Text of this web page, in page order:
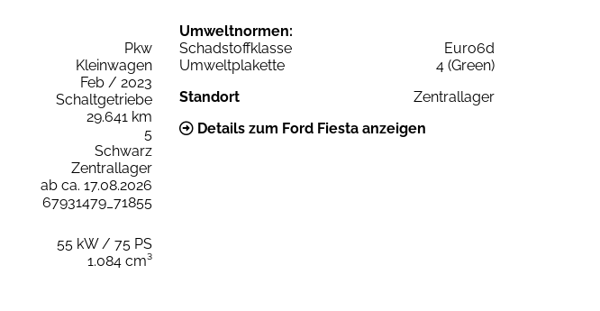
Pkw
Kleinwagen
Feb / 2023
Schaltgetriebe
29.641 km
5
Schwarz
Zentrallager
ab ca. 17.08.2026
67931479_71855
55 kW / 75 PS
1.084 cm³
Umweltnormen:
Schadstoffklasse
Euro6d
Umweltplakette
4 (Green)
Standort
Zentrallager
Details zum Ford Fiesta anzeigen